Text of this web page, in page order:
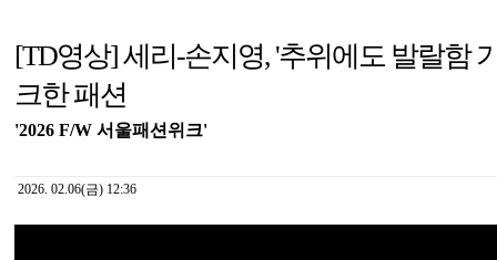
[TD영상] 세리-손지영, '추위에도 발랄함
크한 패션
'2026 F/W 서울패션위크'
2026. 02.06(금) 12:36